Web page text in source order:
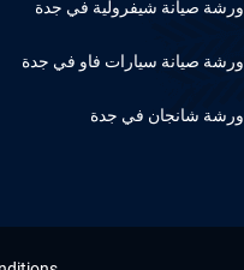
ورشة صيانة شيفرولية في جدة
ورشة صيانة سيارات فاو في جدة
ورشة شانجان في جدة